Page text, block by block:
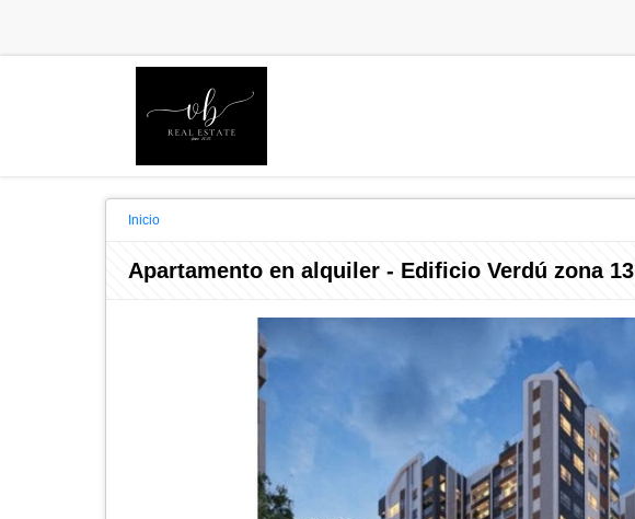
Inicio
Apartamento en alquiler - Edificio Verdú zona 13